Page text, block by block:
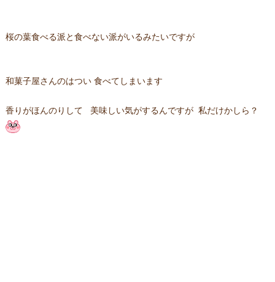
桜の葉食べる派と食べない派がいるみたいですが
和菓子屋さんのはつい 食べてしまいます
香りがほんのりして 美味しい気がするんですが 私だけかしら？